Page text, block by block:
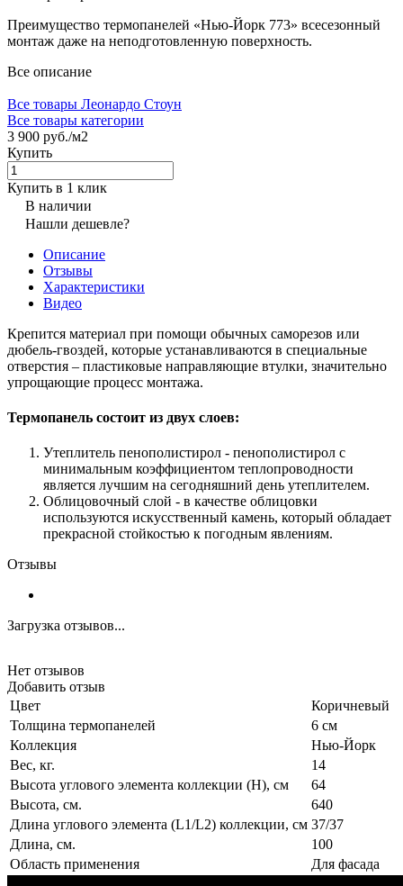
Преимущество термопанелей «Нью-Йорк 773» всесезонный
монтаж даже на неподготовленную поверхность.
Все описание
Все товары Леонардо Стоун
Все товары категории
3 900 руб./м2
Купить
Купить в 1 клик
В наличии
Нашли дешевле?
Описание
Отзывы
Характеристики
Видео
Крепится материал при помощи обычных саморезов или
дюбель-гвоздей, которые устанавливаются в специальные
отверстия – пластиковые направляющие втулки, значительно
упрощающие процесс монтажа.
Термопанель состоит из двух слоев:
Утеплитель пенополистирол - пенополистирол с
минимальным коэффициентом теплопроводности
является лучшим на сегодняшний день утеплителем.
Облицовочный слой - в качестве облицовки
используются искусственный камень, который обладает
прекрасной стойкостью к погодным явлениям.
Отзывы
Загрузка отзывов...
Нет отзывов
Добавить отзыв
Цвет
Коричневый
Толщина термопанелей
6 см
Коллекция
Нью-Йорк
Вес, кг.
14
Высота углового элемента коллекции (H), см
64
Высота, см.
640
Длина углового элемента (L1/L2) коллекции, см 37/37
Длина, см.
100
Область применения
Для фасада